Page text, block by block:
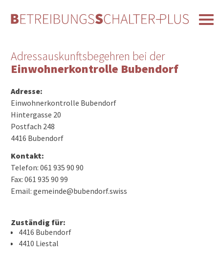
Adressauskunftsbegehren bei der
Einwohnerkontrolle Bubendorf
Adresse:
Einwohnerkontrolle Bubendorf
Hintergasse 20
Postfach 248
4416 Bubendorf
Kontakt:
Telefon: 061 935 90 90
Fax: 061 935 90 99
Email: gemeinde@bubendorf.swiss
Zuständig für:
4416 Bubendorf
4410 Liestal